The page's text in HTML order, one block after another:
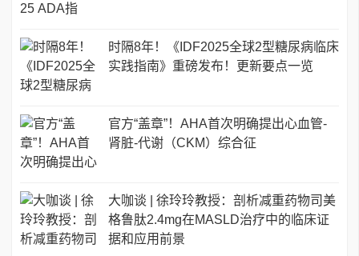
时隔8年！《IDF2025全球2型糖尿病临床
实践指南》重磅发布！更新要点一览
官方“盖章”！AHA首次明确提出心血管-
肾脏-代谢（CKM）综合征
大咖谈 | 徐玲玲教授：剖析减重药物司美
格鲁肽2.4mg在MASLD治疗中的临床证
据和应用前景